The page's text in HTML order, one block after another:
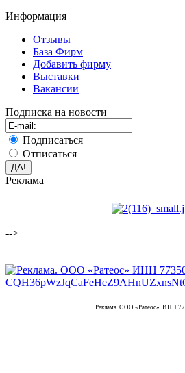
Информация
Отзывы
База Фирм
Добавить фирму
Выставки
Вакансии
Подписка на новости
Подписаться
Отписаться
Реклама
-->
Реклама. ООО «Ратеос» ИНН